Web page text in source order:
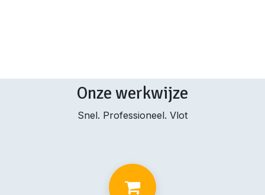
Onze werkwijze
Snel. Professioneel. Vlot